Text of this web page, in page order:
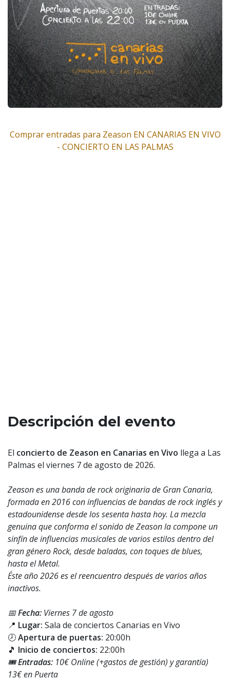
Comprar entradas para Zeason EN CANARIAS EN VIVO
- CONCIERTO EN LAS PALMAS
Descripción del evento
El concierto de Zeason en Canarias en Vivo llega a Las
Palmas el viernes 7 de agosto de 2026.
Zeason es una banda de rock originaria de Gran Canaria,
formada en 2016 con influencias de bandas de rock inglés y
estadounidense desde los sesenta hasta hoy. La mezcla
genuina que conforma el sonido de Zeason la compone un
sinfín de influencias musicales de varios estilos dentro del
gran género Rock, desde baladas, con toques de blues,
hasta el Metal.
Éste año 2026 es el reencuentro después de varios años
inactivos.
📅Fecha: Viernes 7 de agosto
📍 Lugar: Sala de conciertos Canarias en Vivo
🕗Apertura de puertas: 20:00h
🎵 Inicio de conciertos: 22:00h
🎟️Entradas: 10€ Online (+gastos de gestión) y garantía)
13€ en Puerta